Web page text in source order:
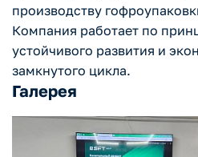
производству
Компания работает по
устойчивого развития и
замкнутого цикла.
Галерея